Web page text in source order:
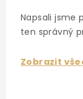
Napsali jsme
ten správný
Zobrazit